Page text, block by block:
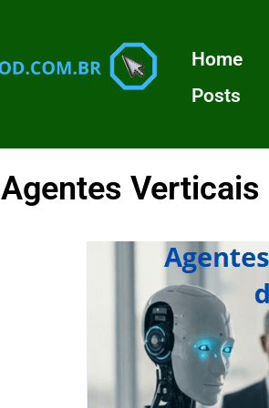
Home
Posts
Agentes